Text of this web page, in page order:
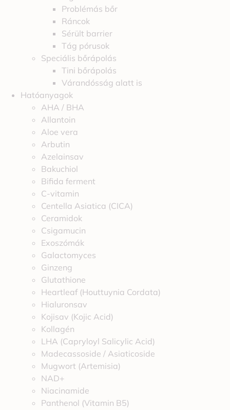
Problémás bőr
Ráncok
Sérült barrier
Tág pórusok
Speciális bőrápolás
Tini bőrápolás
Várandósság alatt is
Hatóanyagok
AHA / BHA
Allantoin
Aloe vera
Arbutin
Azelainsav
Bakuchiol
Bifida ferment
C-vitamin
Centella Asiatica (CICA)
Ceramidok
Csigamucin
Exoszómák
Galactomyces
Ginzeng
Glutathione
Heartleaf (Houttuynia Cordata)
Hialuronsav
Kojisav (Kojic Acid)
Kollagén
LHA (Capryloyl Salicylic Acid)
Madecassoside / Asiaticoside
Mugwort (Artemisia)
NAD+
Niacinamide
Panthenol (Vitamin B5)